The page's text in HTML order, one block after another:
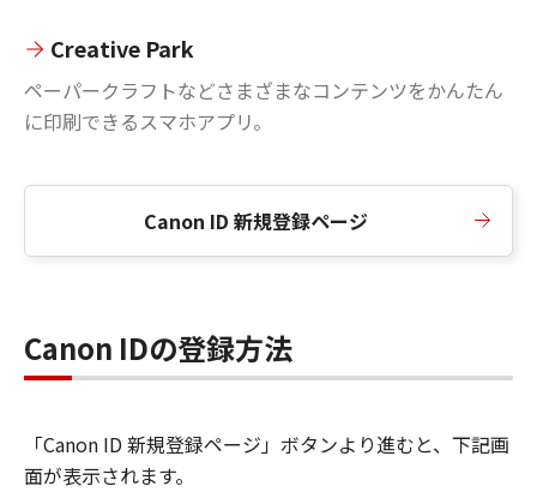
Creative Park
ペーパークラフトなどさまざまなコンテンツをかんたん
に印刷できるスマホアプリ。
Canon ID 新規登録ページ
Canon IDの登録方法
「Canon ID 新規登録ページ」ボタンより進むと、下記画
面が表示されます。